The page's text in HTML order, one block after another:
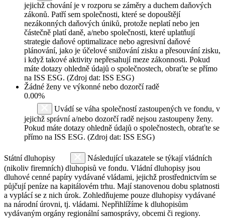
jejichž chování je v rozporu se záměry a duchem daňových
zákonů. Patří sem společnosti, které se dopouštějí
nezákonných daňových úniků, protože neplatí nebo jen
částečně platí daně, a/nebo společnosti, které uplatňují
strategie daňové optimalizace nebo agresivní daňové
plánování, jako je účelové snižování zisku a přesouvání zisku,
i když takové aktivity nepřesahují meze zákonnosti. Pokud
máte dotazy ohledně údajů o společnostech, obraťte se přímo
na ISS ESG. (Zdroj dat: ISS ESG)
Žádné ženy ve výkonné nebo dozorčí radě
0.00%
Uvádí se váha společností zastoupených ve fondu, v
jejichž správní a/nebo dozorčí radě nejsou zastoupeny ženy.
Pokud máte dotazy ohledně údajů o společnostech, obraťte se
přímo na ISS ESG. (Zdroj dat: ISS ESG)
Státní dluhopisy
Následující ukazatele se týkají vládních
(nikoliv firemních) dluhopisů ve fondu. Vládní dluhopisy jsou
dluhové cenné papíry vydávané vládami, jejichž prostřednictvím se
půjčují peníze na kapitálovém trhu. Mají stanovenou dobu splatnosti
a vyplácí se z nich úrok. Zohledňujeme pouze dluhopisy vydávané
na národní úrovni, tj. vládami. Nepřihlížíme k dluhopisům
vydávaným orgány regionální samosprávy, obcemi či regiony.